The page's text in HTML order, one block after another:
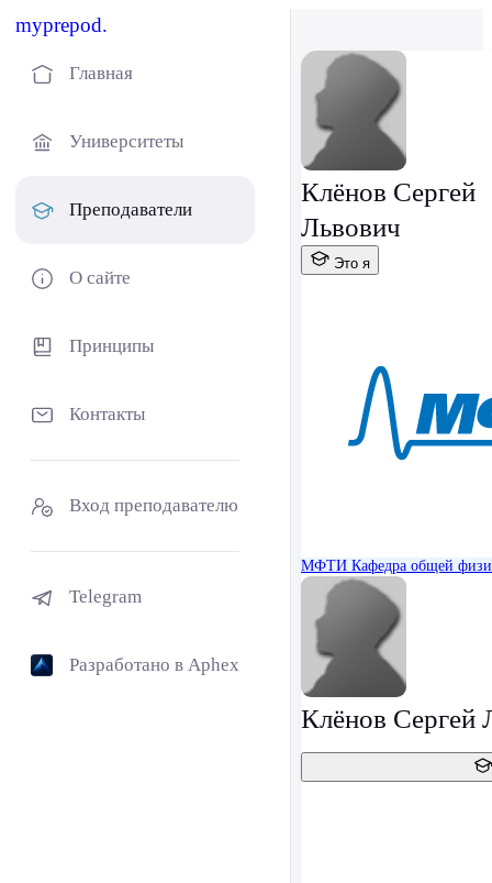
myprepod.
Главная
Университеты
Преподаватели
О сайте
Принципы
Контакты
Вход преподавателю
Telegram
Разработано в Aphex
Клёнов Сергей
Львович
Это я
МФТИ Кафедра общей
Клёнов Сергей